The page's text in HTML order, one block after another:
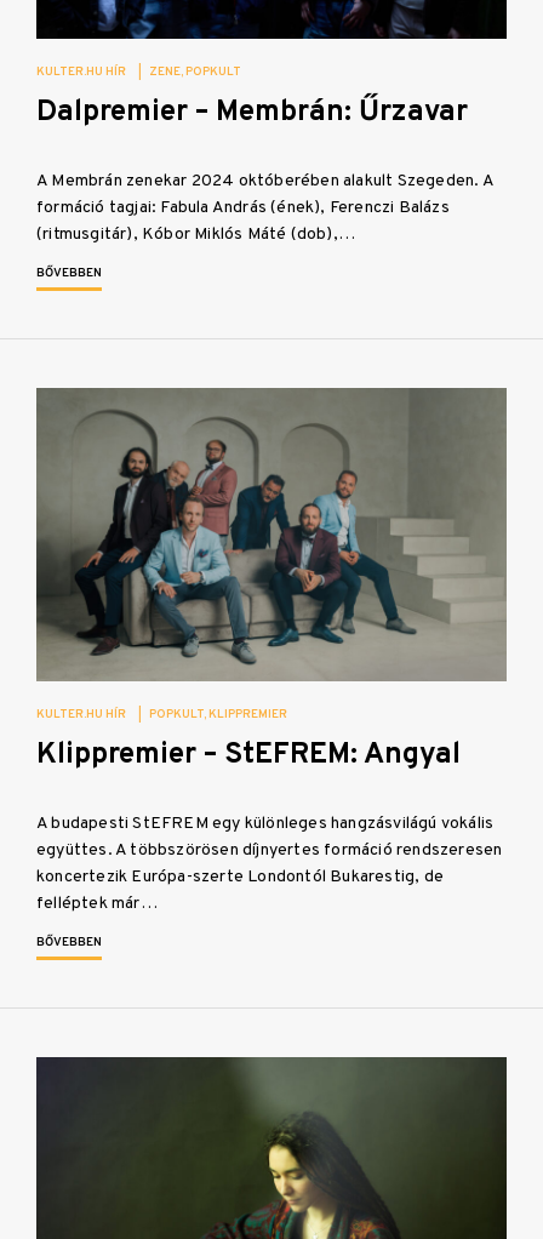
KULTER.HU HÍR ZENE POPKULT
Dalpremier – Membrán: Űrzavar
A Membrán zenekar 2024 októberében alakult Szegeden. A
formáció tagjai: Fabula András (ének), Ferenczi Balázs
(ritmusgitár), Kóbor Miklós Máté (dob),…
BŐVEBBEN
KULTER.HU HÍR POPKULT KLIPPREMIER
Klippremier – StEFREM: Angyal
A budapesti StEFREM egy különleges hangzásvilágú vokális
együttes. A többszörösen díjnyertes formáció rendszeresen
koncertezik Európa-szerte Londontól Bukarestig, de
felléptek már…
BŐVEBBEN